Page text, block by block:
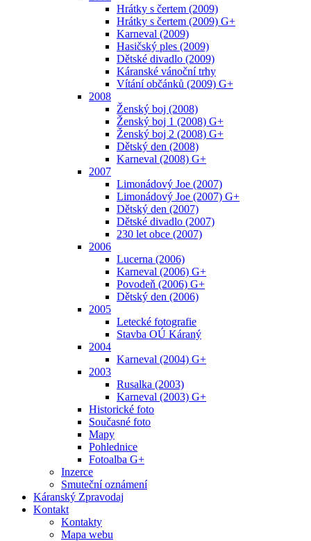
Hrátky s čertem (2009)
Hrátky s čertem (2009) G+
Karneval (2009)
Hasičský ples (2009)
Dětské divadlo (2009)
Káranské vánoční trhy
Vítání občánků (2009) G+
2008
Ženský boj (2008)
Ženský boj 1 (2008) G+
Ženský boj 2 (2008) G+
Dětský den (2008)
Karneval (2008) G+
2007
Limonádový Joe (2007)
Limonádový Joe (2007) G+
Dětský den (2007)
Dětské divadlo (2007)
230 let obce (2007)
2006
Lucerna (2006)
Karneval (2006) G+
Povodeň (2006) G+
Dětský den (2006)
2005
Letecké fotografie
Stavba OÚ Káraný
2004
Karneval (2004) G+
2003
Rusalka (2003)
Karneval (2003) G+
Historické foto
Současné foto
Mapy
Pohlednice
Fotoalba G+
Inzerce
Smuteční oznámení
Káranský Zpravodaj
Kontakt
Kontakty
Mapa webu